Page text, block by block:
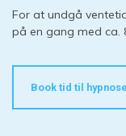
For at undgå
på en gang med ca.
Book tid til
Start en
Har du et
Booking